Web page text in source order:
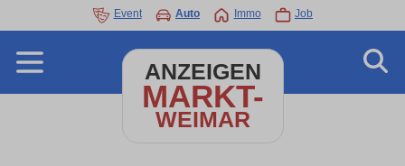
Event Auto Immo Job
ANZEIGEN
MARKT-
WEIMAR